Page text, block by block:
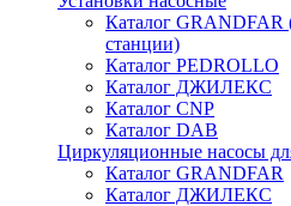
Каталог GRANDFAR
станции)
Каталог PEDROLLO
Каталог ДЖИЛЕКС
Каталог CNP
Каталог DAB
Циркуляционные насосы
Каталог GRANDFAR
Каталог ДЖИЛЕКС